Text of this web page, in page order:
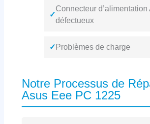
✓
Connecteur d’alimentation
défectueux
✓ Problèmes de charge
Notre Processus de
Asus Eee PC 1225